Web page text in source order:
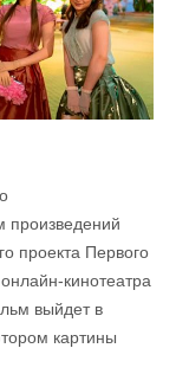
произведений
проекта Первого
кинотеатра
выйдет в
картины